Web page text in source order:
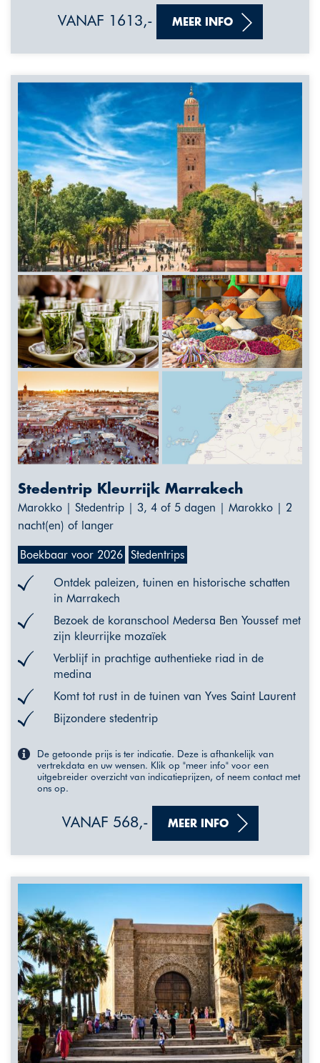
VANAF 1613,- MEER INFO
Stedentrip Kleurrijk Marrakech
Marokko | Stedentrip | 3, 4 of 5 dagen | Marokko | 2
nacht(en) of langer
Boekbaar voor 2026 Stedentrips
Ontdek paleizen, tuinen en historische schatten
in Marrakech
Bezoek de koranschool Medersa Ben Youssef met
zijn kleurrijke mozaïek
Verblijf in prachtige authentieke riad in de
medina
Komt tot rust in de tuinen van Yves Saint Laurent
Bijzondere stedentrip
De getoonde prijs is ter indicatie. Deze is afhankelijk van
vertrekdata en uw wensen. Klik op "meer info" voor een
uitgebreider overzicht van indicatieprijzen, of neem contact met
ons op.
VANAF 568,- MEER INFO